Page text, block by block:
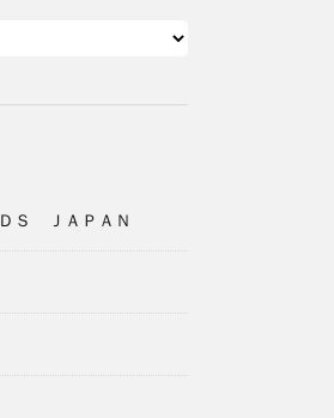
Ｓ ＪＡＰＡＮ